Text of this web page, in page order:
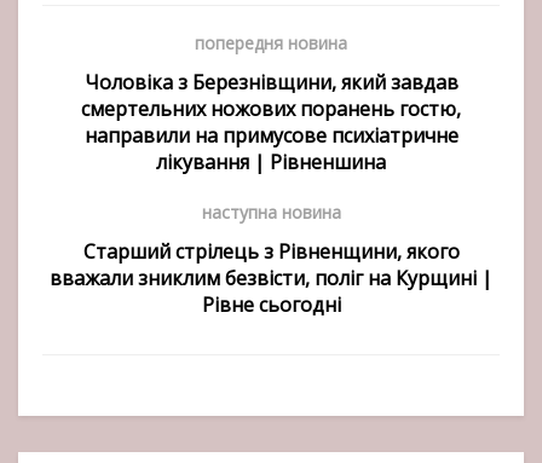
попередня новина
Чоловіка з Березнівщини, який завдав
смертельних ножових поранень гостю,
направили на примусове психіатричне
лікування | Рівненшина
наступна новина
Старший стрілець з Рівненщини, якого
вважали зниклим безвісти, поліг на Курщині |
Рівне сьогодні